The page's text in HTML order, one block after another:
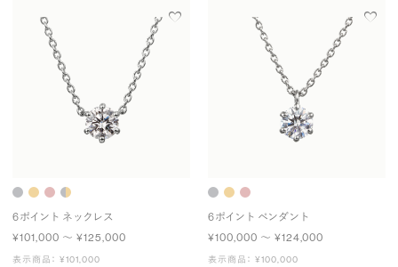
6ポイント ネックレス
¥101,000 〜 ¥125,000
表示商品： ¥101,000
6ポイント ペンダント
¥100,000 〜 ¥124,000
表示商品： ¥100,000